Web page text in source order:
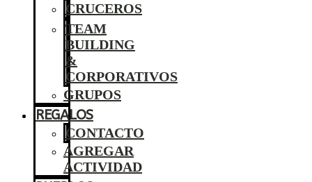
CRUCEROS
TEAM
BUILDING
&
CORPORATIVOS
GRUPOS
REGALOS
CONTACTO
AGREGAR
ACTIVIDAD